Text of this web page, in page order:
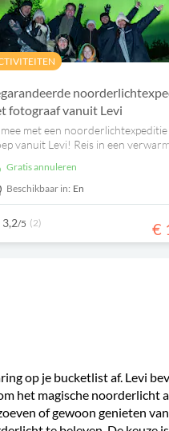
fotograaf vanuit Levi
mee met een
vanuit Levi! Reis in een
verbluffende momenten vast
Borealis achtervolgt.
Gratis annuleren
Beschikbaar in: En
3,2/5 (2) €
op je bucketlist af. Levi
het magische noorderlicht
of gewoon genieten